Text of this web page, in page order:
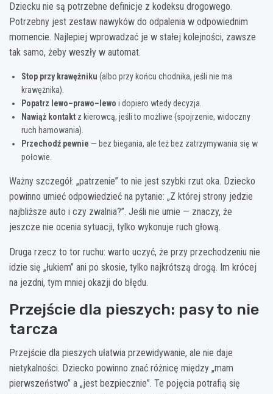
Dziecku nie są potrzebne definicje z kodeksu drogowego.
Potrzebny jest zestaw nawyków do odpalenia w odpowiednim
momencie. Najlepiej wprowadzać je w stałej kolejności, zawsze
tak samo, żeby weszły w automat.
Stop przy krawężniku (albo przy końcu chodnika, jeśli nie ma
krawężnika).
Popatrz lewo–prawo–lewo i dopiero wtedy decyzja.
Nawiąż kontakt z kierowcą, jeśli to możliwe (spojrzenie, widoczny
ruch hamowania).
Przechodź pewnie — bez biegania, ale też bez zatrzymywania się w
połowie.
Ważny szczegół: „patrzenie” to nie jest szybki rzut oka. Dziecko
powinno umieć odpowiedzieć na pytanie: „Z której strony jedzie
najbliższe auto i czy zwalnia?”. Jeśli nie umie — znaczy, że
jeszcze nie ocenia sytuacji, tylko wykonuje ruch głową.
Druga rzecz to tor ruchu: warto uczyć, że przy przechodzeniu nie
idzie się „łukiem” ani po skosie, tylko najkrótszą drogą. Im krócej
na jezdni, tym mniej okazji do błędu.
Przejście dla pieszych: pasy to nie
tarcza
Przejście dla pieszych ułatwia przewidywanie, ale nie daje
nietykalności. Dziecko powinno znać różnicę między „mam
pierwszeństwo” a „jest bezpiecznie”. Te pojęcia potrafią się